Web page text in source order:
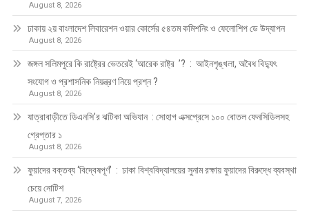
August 8, 2026
ঢাকায় ২য় বাংলাদেশ লিবারেশন ওয়ার কোর্সের ৫৪তম কমিশনিং ও ফেলোশিপ ডে উদ্‌যাপন
August 8, 2026
জঙ্গল সলিমপুরে কি রাষ্ট্রের ভেতরেই ‘আরেক রাষ্ট্র ’? : আইনশৃঙ্খলা, অবৈধ বিদ্যুৎ
সংযোগ ও প্রশাসনিক নিয়ন্ত্রণ নিয়ে প্রশ্ন ?
August 8, 2026
যাত্রাবাড়ীতে ডিএনসি’র ঝটিকা অভিযান : সোহাগ এক্সপ্রেসে ১০০ বোতল ফেনসিডিলসহ
গ্রেপ্তার ১
August 8, 2026
ফুয়াদের বক্তব্য ‘বিদ্বেষপূর্ণ’ : ঢাকা বিশ্ববিদ্যালয়ের সুনাম রক্ষায় ফুয়াদের বিরুদ্ধে ব্যবস্থা
চেয়ে নোটিশ
August 7, 2026